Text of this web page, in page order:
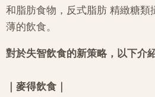
和脂肪食物，反式脂肪 精緻糖類
薄的飲食。
對於失智飲食的新策略，以下介
｜麥得飲食｜